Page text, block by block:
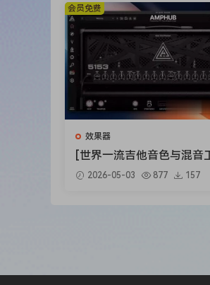
Zynaptiq s un desarrollador
destacan plugins como
especializado en eliminar
filtros aplicados y limpiar
todavía no existe.
效果器
[世界一流吉他音色与混音
套合集] STL Tones
6.04 [WiN, MacOSX]（
2026-05-03 877 157
会员免费